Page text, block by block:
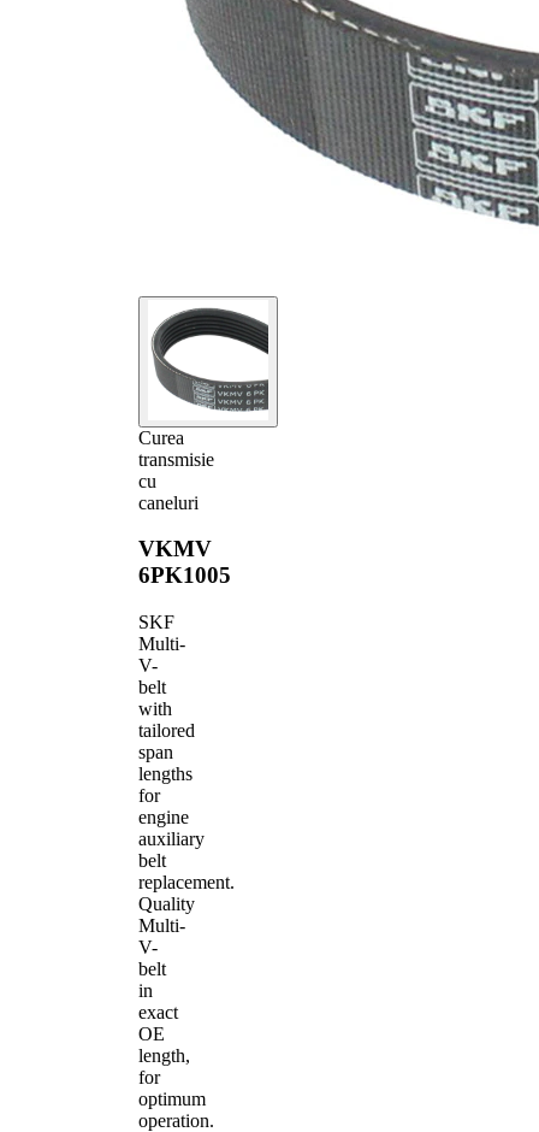
Curea
transmisie
cu
caneluri
VKMV
6PK1005
SKF
Multi-
V-
belt
with
tailored
span
lengths
for
engine
auxiliary
belt
replacement.
Quality
Multi-
V-
belt
in
exact
OE
length,
for
optimum
operation.